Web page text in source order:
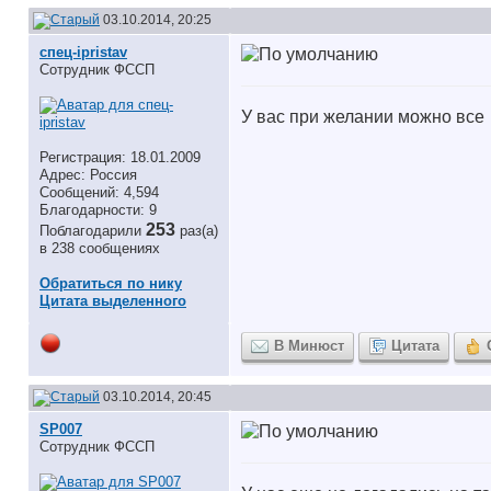
03.10.2014, 20:25
спец-ipristav
Сотрудник ФССП
Регистрация: 18.01.2009
Адрес: Россия
Сообщений: 4,594
Благодарности: 9
Поблагодарили 253 раз(а)
в 238 сообщениях
Обратиться по нику
Цитата выделенного
У вас при желании можно все
В Минюст Цитата
03.10.2014, 20:45
SP007
Сотрудник ФССП